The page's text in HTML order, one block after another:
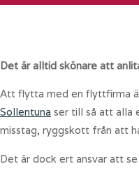
Det är alltid skönare att
Att flytta med en flyttfirma
Sollentuna ser till så att alla
misstag, ryggskott från att
Det är dock ert ansvar att